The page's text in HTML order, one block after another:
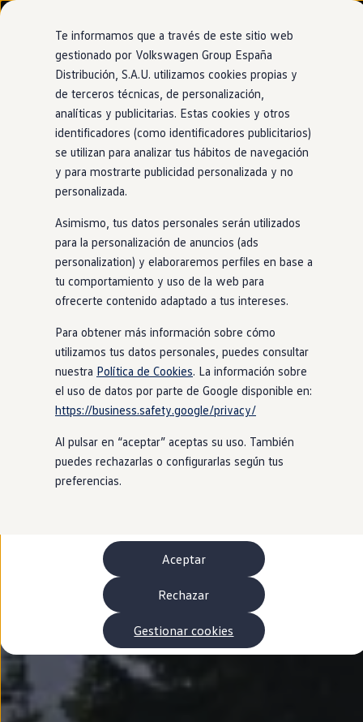
Ir
directamente
al contenido
Ir
directamente
al pie de
página
Nuevo ID. Cross
Vehículos Comerciales
Compra y ofertas
Volkswagen nuevo en stock
Volkswagen de ocasión
Financiación
My Renting
My Way
Seguros
Empresas
Autoescuelas
Eléctricos e híbridos
Más sobre híbridos
Plan Auto +
Etiquetas DGT
Simulador de autonomía, carga y ahorro
Carga y autonomía
Soluciones de carga
Tarifas de carga
Carga en casa
Modos de carga
Autonomía
Clientes y posventa
Club Volkswagen
Ofertas posventa
Beneficios Volkswagen
Asistencia en carretera
Servicios de movilidad
Garantía del fabricante
Buscar servicios para tu modelo
Volkswagen Apps, inicio de sesión y tienda
Conectar el móvil con el vehículo
Actualizaciones del software, los mapas y las
Mantenimiento y reparaciones
Revisiones e ITV
Aceite y líquidos del motor
Baterías
Frenos
Motor y chasis
Aire acondicionado y filtros
Te informamos que a través de este sitio web
gestionado por Volkswagen Group España
Distribución, S.A.U. utilizamos cookies propias y
de terceros técnicas, de personalización,
analíticas y publicitarias. Estas cookies y otros
identificadores (como identificadores publicitarios)
se utilizan para analizar tus hábitos de navegación
y para mostrarte publicidad personalizada y no
personalizada.
Asimismo, tus datos personales serán utilizados
para la personalización de anuncios (ads
personalization) y elaboraremos perfiles en base a
tu comportamiento y uso de la web para
ofrecerte contenido adaptado a tus intereses.
Para obtener más información sobre cómo
utilizamos tus datos personales, puedes consultar
nuestra Política de Cookies. La información sobre
el uso de datos por parte de Google disponible en:
https://business.safety.google/privacy/
Al pulsar en “aceptar” aceptas su uso. También
puedes rechazarlas o configurarlas según tus
preferencias.
Aceptar
Rechazar
Gestionar cookies